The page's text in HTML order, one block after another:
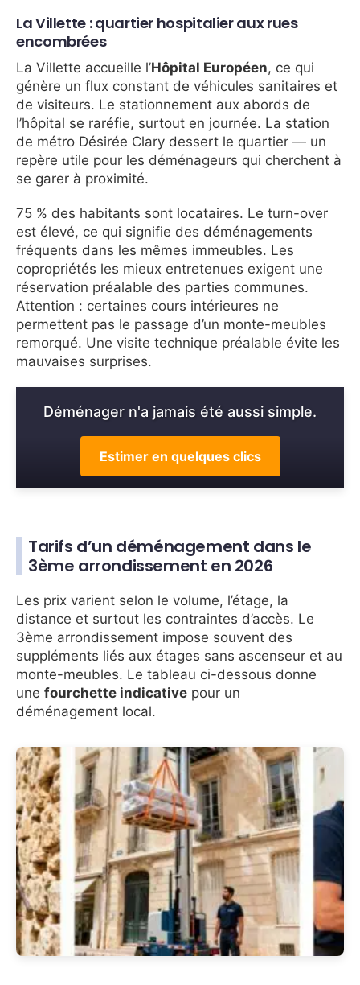
La Villette : quartier hospitalier aux rues
encombrées
La Villette accueille l’Hôpital Européen, ce qui
génère un flux constant de véhicules sanitaires et
de visiteurs. Le stationnement aux abords de
l’hôpital se raréfie, surtout en journée. La station
de métro Désirée Clary dessert le quartier — un
repère utile pour les déménageurs qui cherchent à
se garer à proximité.
75 % des habitants sont locataires. Le turn-over
est élevé, ce qui signifie des déménagements
fréquents dans les mêmes immeubles. Les
copropriétés les mieux entretenues exigent une
réservation préalable des parties communes.
Attention : certaines cours intérieures ne
permettent pas le passage d’un monte-meubles
remorqué. Une visite technique préalable évite les
mauvaises surprises.
Déménager n'a jamais été aussi simple.
Estimer en quelques clics
Tarifs d’un déménagement dans le
3ème arrondissement en 2026
Les prix varient selon le volume, l’étage, la
distance et surtout les contraintes d’accès. Le
3ème arrondissement impose souvent des
suppléments liés aux étages sans ascenseur et au
monte-meubles. Le tableau ci-dessous donne
une fourchette indicative pour un
déménagement local.